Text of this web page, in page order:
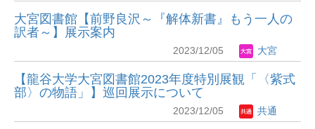
大宮図書館【前野良沢～『解体新書』もう一人の
訳者～】展示案内
2023/12/05 大宮
【龍谷大学大宮図書館2023年度特別展観「〈紫式
部〉の物語」】巡回展示について
2023/12/05 共通